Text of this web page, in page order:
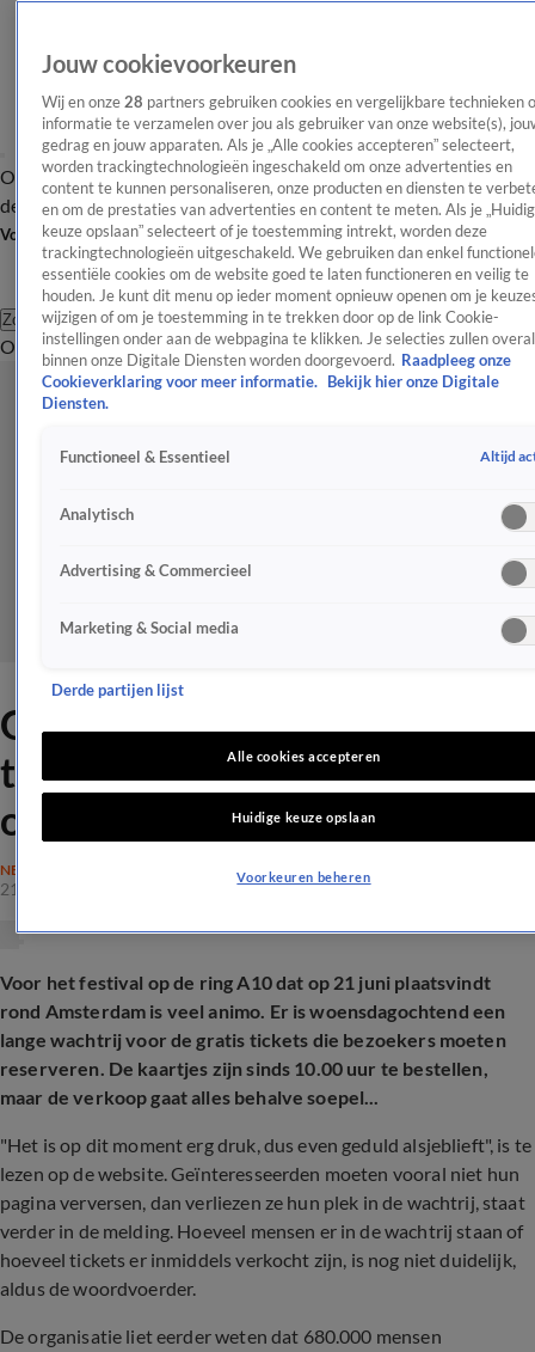
OverzichtAfleveringen Entertainment TV Algemeen
Tip
de redactieNieuwsbrief
Volg Shownieuws
Zoeken
OverzichtEntertainmentSpraakmakendRealityCrimeVideo's
Gefrustreerden door 'file' in
tickets-wachtrij voor festival
op de A10
NEDERLAND
21 mei 2025, 13:11
Voor het festival op de ring A10 dat op 21 juni plaatsvindt
rond Amsterdam is veel animo. Er is woensdagochtend een
lange wachtrij voor de gratis tickets die bezoekers moeten
reserveren. De kaartjes zijn sinds 10.00 uur te bestellen,
maar de verkoop gaat alles behalve soepel...
"Het is op dit moment erg druk, dus even geduld alsjeblieft", is te
lezen op de website. Geïnteresseerden moeten vooral niet hun
pagina verversen, dan verliezen ze hun plek in de wachtrij, staat
verder in de melding. Hoeveel mensen er in de wachtrij staan of
hoeveel tickets er inmiddels verkocht zijn, is nog niet duidelijk,
aldus de woordvoerder.
De organisatie liet eerder weten dat 680.000 mensen
Jouw cookievoorkeuren
Wij en onze 28 partners gebruiken cookies en vergelijkbare technieken
informatie te verzamelen over jou als gebruiker van onze website(s),
gedrag en jouw apparaten. Als je „Alle cookies accepteren” selecteert,
worden trackingtechnologieën ingeschakeld om onze advertenties en
content te kunnen personaliseren, onze producten en diensten te
en om de prestaties van advertenties en content te meten. Als je
keuze opslaan” selecteert of je toestemming intrekt, worden deze
trackingtechnologieën uitgeschakeld. We gebruiken dan enkel
essentiële cookies om de website goed te laten functioneren en veilig te
houden. Je kunt dit menu op ieder moment opnieuw openen om je
wijzigen of om je toestemming in te trekken door op de link Cookie-
instellingen onder aan de webpagina te klikken. Je selecties zullen overal
binnen onze Digitale Diensten worden doorgevoerd. Raadpleeg onze
Cookieverklaring voor meer informatie.
Bekijk hier onze Digitale
Diensten.
Functioneel & Essentieel Altijd
Analytisch
Advertising & Commercieel
Marketing & Social media
Derde partijen lijst
Alle cookies accepteren
Huidige keuze opslaan
Voorkeuren beheren